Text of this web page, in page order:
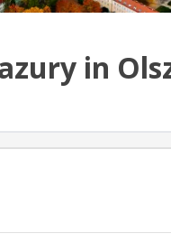
in